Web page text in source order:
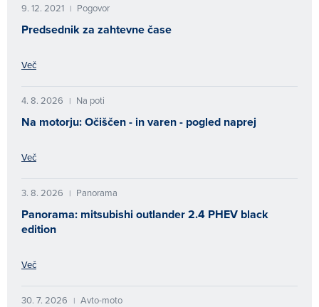
9. 12. 2021 | Pogovor
Predsednik za zahtevne čase
Več
4. 8. 2026 | Na poti
Na motorju: Očiščen - in varen - pogled naprej
Več
3. 8. 2026 | Panorama
Panorama: mitsubishi outlander 2.4 PHEV black
edition
Več
30. 7. 2026 | Avto-moto